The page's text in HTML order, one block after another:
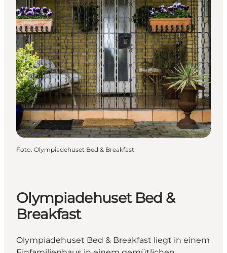
Foto: Olympiadehuset Bed & Breakfast
Olympiadehuset Bed &
Breakfast
Olympiadehuset Bed & Breakfast liegt in einem